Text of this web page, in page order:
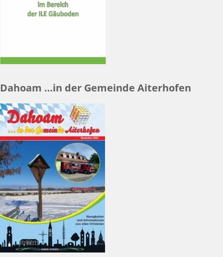
Dahoam …in der Gemeinde Aiterhofen